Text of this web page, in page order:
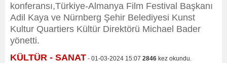
konferansı,Türkiye-Almanya Film Festival Başkanı
Adil Kaya ve Nürnberg Şehir Belediyesi Kunst
Kultur Quartiers Kültür Direktörü Michael Bader
yönetti.
KÜLTÜR - SANAT - 01-03-2024 15:07 2846 kez okundu.